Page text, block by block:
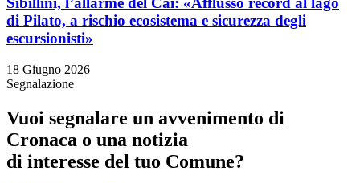
di Pilato, a rischio ecosistema e sicurezza degli
escursionisti»
18 Giugno 2026
Segnalazione
Vuoi segnalare un avvenimento di
Cronaca o una notizia
di interesse del tuo Comune?